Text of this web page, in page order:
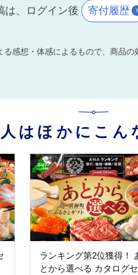
は、ログイン後 寄付履歴
感想・体感によるもので、商品の
はほかにこん
ランキング第2位獲得！
とから選べる カタログ